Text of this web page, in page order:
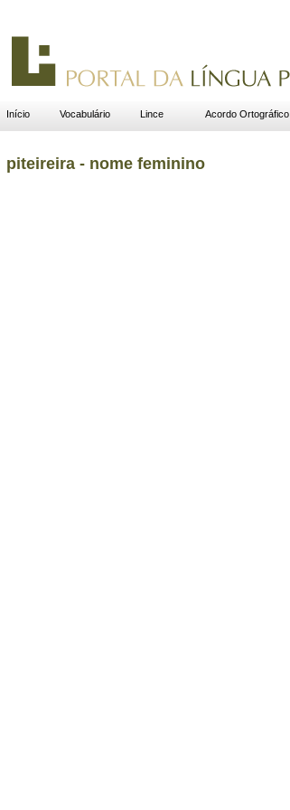
Início Vocabulário Lince Acordo Ortográfico
piteireira - nome feminino